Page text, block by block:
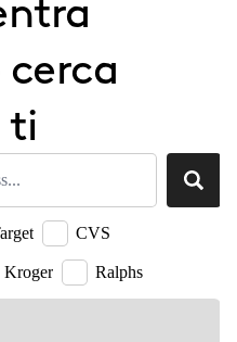
ti